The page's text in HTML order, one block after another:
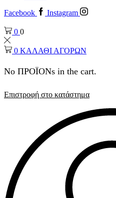
Facebook Instagram
0 0
0 ΚΑΛΑΘΙ ΑΓΟΡΩΝ
No ΠΡΟΪΟΝs in the cart.
Επιστροφή στο κατάστημα